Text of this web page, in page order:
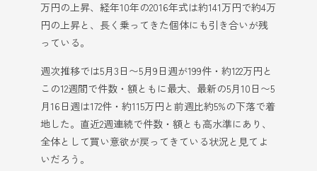
万円の上昇、経年10年の2016年式は約141万円で約4万
円の上昇と、長く乗ってきた個体にも引き合いが残
っている。
週次推移では5月3日〜5月9日週が199件・約122万円と
この12週間で件数・額ともに最大、最新の5月10日〜5
月16日週は172件・約115万円と前週比約5%の下落で着
地した。直近2週連続で件数・額とも高水準にあり、
全体として買い意欲が戻ってきている状況と見てよ
いだろう。